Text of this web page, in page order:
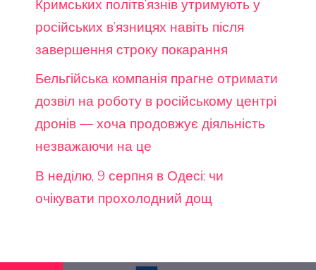
Кримських політв’язнів утримують у
російських в’язницях навіть після
завершення строку покарання
Бельгійська компанія прагне отримати
дозвіл на роботу в російському центрі
дронів — хоча продовжує діяльність
незважаючи на це
В неділю, 9 серпня в Одесі: чи
очікувати прохолодний дощ